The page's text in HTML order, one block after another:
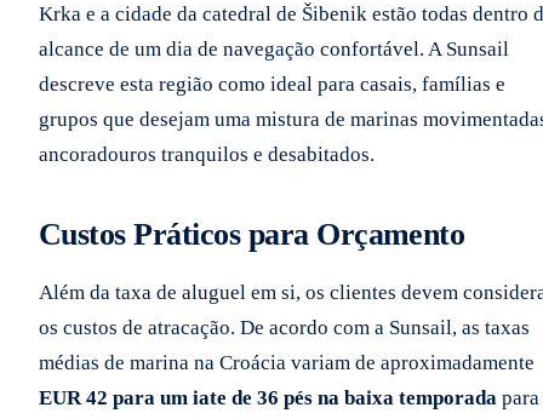
Krka e a cidade da catedral de Šibenik estão todas dentro
alcance de um dia de navegação confortável. A Sunsail
descreve esta região como ideal para casais, famílias e
grupos que desejam uma mistura de marinas
ancoradouros tranquilos e desabitados.
Custos Práticos para Orçamento
Além da taxa de aluguel em si, os clientes devem
os custos de atracação. De acordo com a Sunsail, as taxas
médias de marina na Croácia variam de aproximadamente
EUR 42 para um iate de 36 pés na baixa temporada para